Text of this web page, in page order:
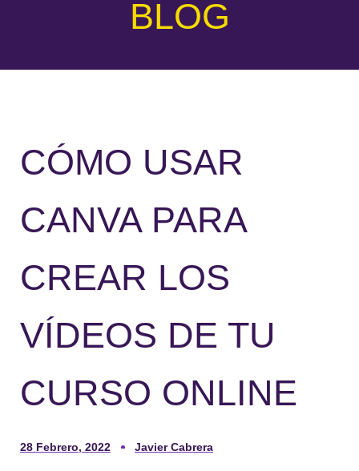
BLOG
CÓMO USAR
CANVA PARA
CREAR LOS
VÍDEOS DE TU
CURSO ONLINE
28 Febrero, 2022 Javier Cabrera